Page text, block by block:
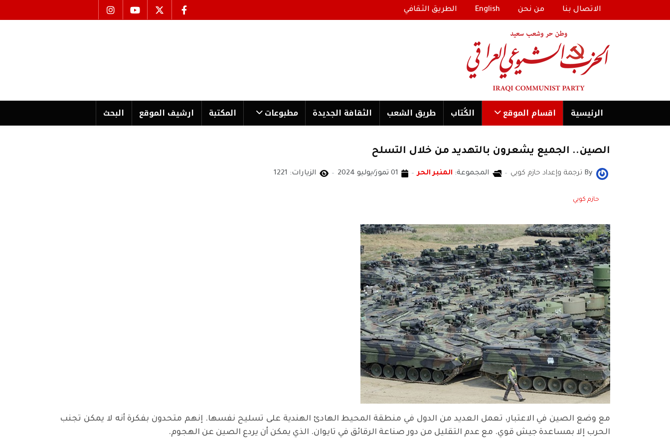
الاتصال بنا من نحن English الطريق الثقافي
الرئیسية اقسام الموقع الكُتاب طریق الشعب الثقافة الجدیدة مطبوعات المكتبة ارشیف الموقع البحث
الصين.. الجميع يشعرون بالتهديد من خلال التسلح
By ترجمة وإعداد حازم كويي المجموعة: المنبر الحر 01 تموز/يوليو 2024 الزيارات: 1221
حازم كويي
مع وضع الصين في الاعتبار، تعمل العديد من الدول في منطقة المحيط الهادئ الهندية على تسليح نفسها. إنهم متحدون بفكرة أنه لا يمكن تجنب
الحرب إلا بمساعدة جيش قوي. مع عدم التقليل من دور صناعة الرقائق في تايوان. الذي يمكن أن يردع الصين عن الهجوم.